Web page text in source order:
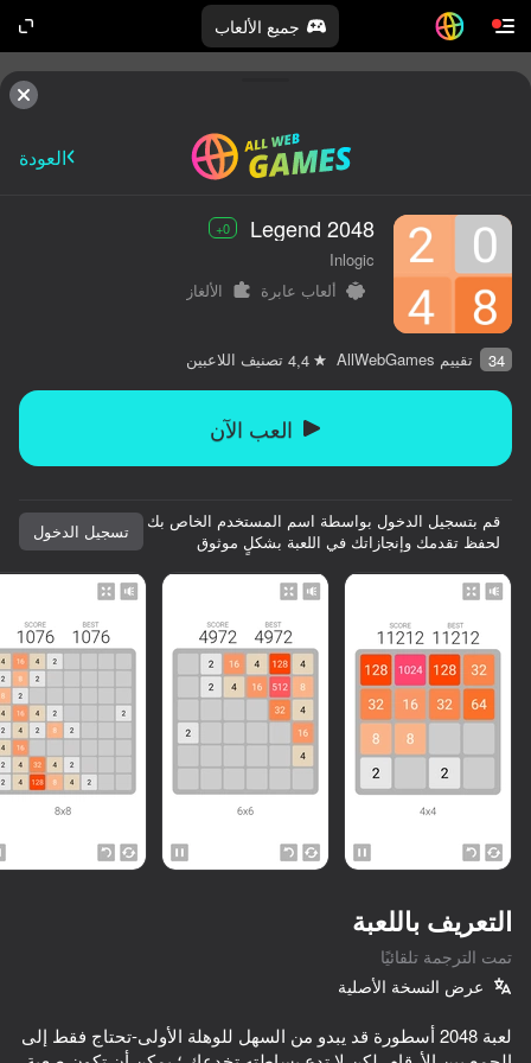
جميع الألعاب
Block Blast 2048
Sudoku
Mahjong Master: Tile Sort & Match
العودة
2048 Legend
0+
Inlogic
ألعاب عابرة
الألغاز
34 تقييم AllWebGames 4,4 تصنيف اللاعبين
العب الآن
قم بتسجيل الدخول بواسطة اسم المستخدم الخاص بك
لحفظ تقدمك وإنجازاتك في اللعبة بشكلٍ موثوق
تسجيل الدخول
التعريف باللعبة
تمت الترجمة تلقائيًا
عرض النسخة الأصلية
لعبة 2048 أسطورة قد يبدو من السهل للوهلة الأولى-تحتاج فقط إلى